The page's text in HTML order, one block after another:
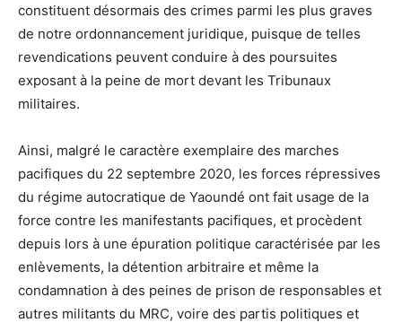
constituent désormais des crimes parmi les plus graves
de notre ordonnancement juridique, puisque de telles
revendications peuvent conduire à des poursuites
exposant à la peine de mort devant les Tribunaux
militaires.
Ainsi, malgré le caractère exemplaire des marches
pacifiques du 22 septembre 2020, les forces répressives
du régime autocratique de Yaoundé ont fait usage de la
force contre les manifestants pacifiques, et procèdent
depuis lors à une épuration politique caractérisée par les
enlèvements, la détention arbitraire et même la
condamnation à des peines de prison de responsables et
autres militants du MRC, voire des partis politiques et